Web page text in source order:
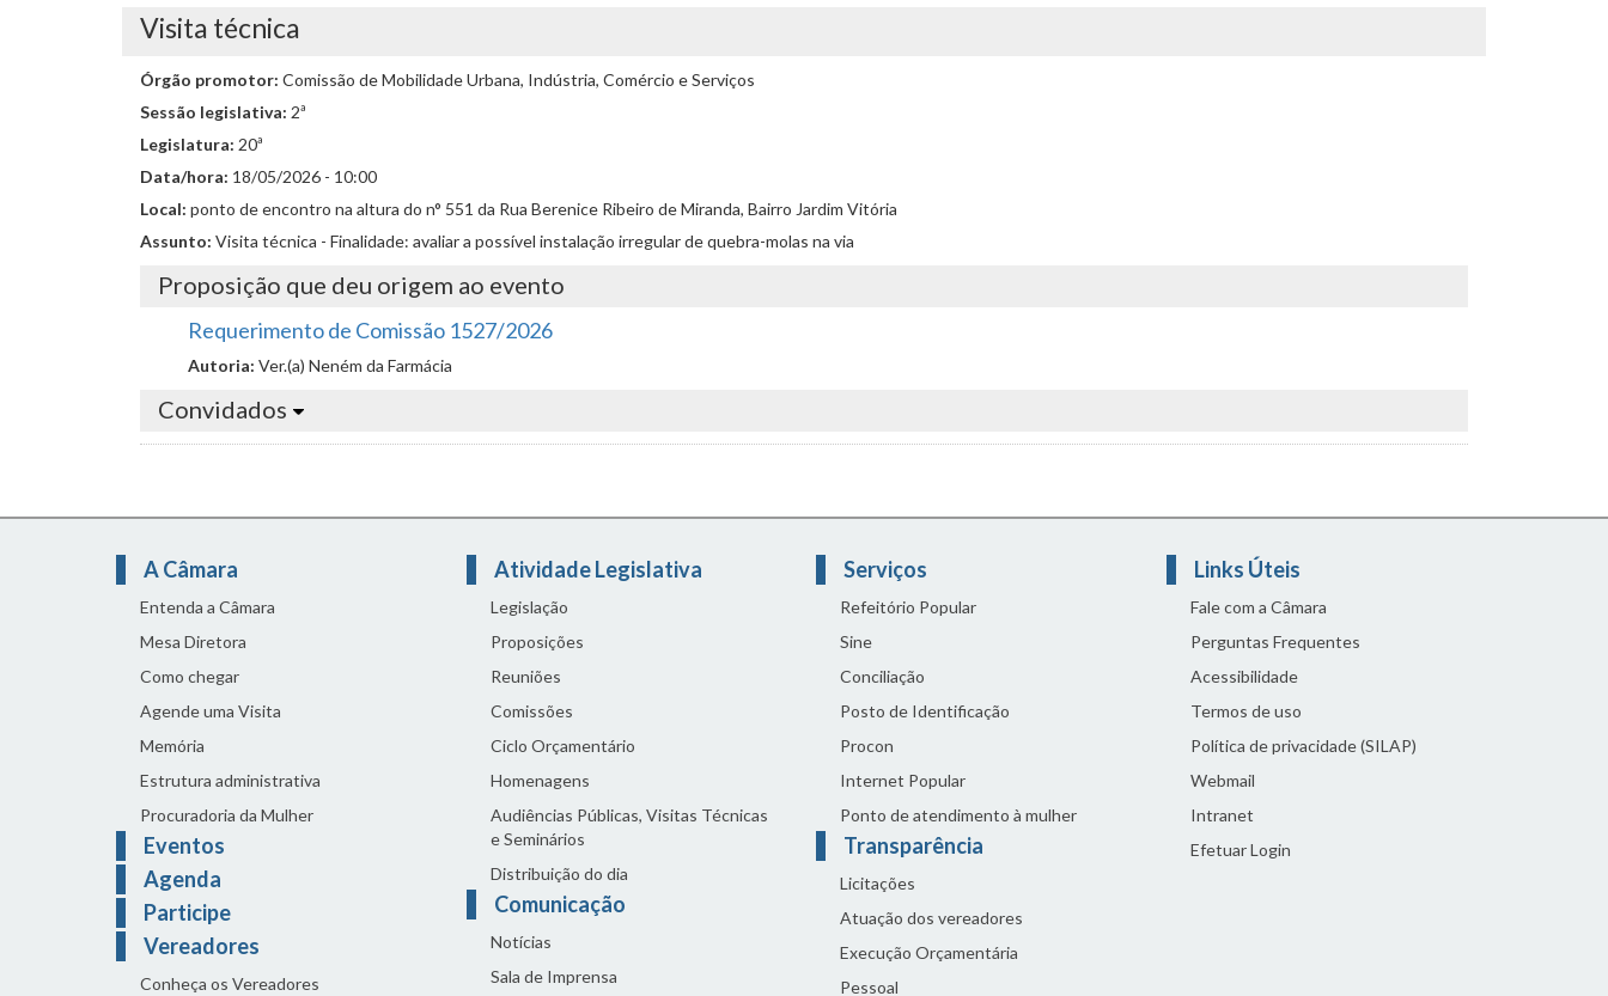
Visita técnica
Órgão promotor: Comissão de Mobilidade Urbana, Indústria, Comércio e Serviços
Sessão legislativa: 2ª
Legislatura: 20ª
Data/hora: 18/05/2026 - 10:00
Local: ponto de encontro na altura do n° 551 da Rua Berenice Ribeiro de Miranda, Bairro Jardim Vitória
Assunto: Visita técnica - Finalidade: avaliar a possível instalação irregular de quebra-molas na via
Proposição que deu origem ao evento
Requerimento de Comissão 1527/2026
Autoria: Ver.(a) Neném da Farmácia
Convidados
A Câmara
Entenda a Câmara
Mesa Diretora
Como chegar
Agende uma Visita
Memória
Estrutura administrativa
Procuradoria da Mulher
Eventos
Agenda
Participe
Vereadores
Conheça os Vereadores
Atividade Legislativa
Legislação
Proposições
Reuniões
Comissões
Ciclo Orçamentário
Homenagens
Audiências Públicas, Visitas Técnicas
e Seminários
Distribuição do dia
Comunicação
Notícias
Sala de Imprensa
Serviços
Refeitório Popular
Sine
Conciliação
Posto de Identificação
Procon
Internet Popular
Ponto de atendimento à mulher
Transparência
Licitações
Atuação dos vereadores
Execução Orçamentária
Pessoal
Links Úteis
Fale com a Câmara
Perguntas Frequentes
Acessibilidade
Termos de uso
Política de privacidade (SILAP)
Webmail
Intranet
Efetuar Login